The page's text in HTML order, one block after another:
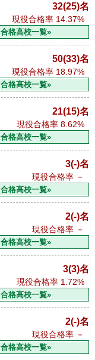
32(25)名
現役合格率 14.37%
合格高校一覧»
50(33)名
現役合格率 18.97%
合格高校一覧»
21(15)名
現役合格率 8.62%
合格高校一覧»
3(-)名
現役合格率 －
合格高校一覧»
2(-)名
現役合格率 －
合格高校一覧»
3(3)名
現役合格率 1.72%
合格高校一覧»
2(-)名
現役合格率 －
合格高校一覧»